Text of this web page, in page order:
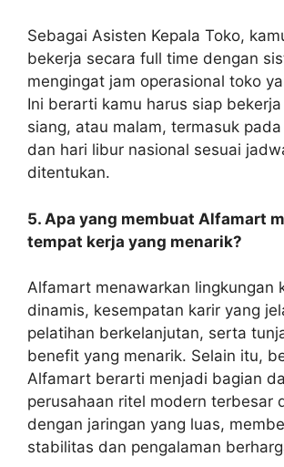
Sebagai Asisten Kepala Toko,
bekerja secara full time dengan
mengingat jam operasional toko
Ini berarti kamu harus siap
siang, atau malam, termasuk
dan hari libur nasional sesuai
ditentukan.
5. Apa yang membuat Alfamart
tempat kerja yang menarik?
Alfamart menawarkan lingkungan
dinamis, kesempatan karir yang
pelatihan berkelanjutan, serta
benefit yang menarik. Selain itu,
Alfamart berarti menjadi bagian
perusahaan ritel modern terbesar
dengan jaringan yang luas,
stabilitas dan pengalaman